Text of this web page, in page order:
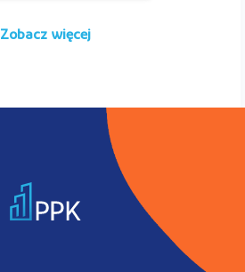
Zobacz więcej